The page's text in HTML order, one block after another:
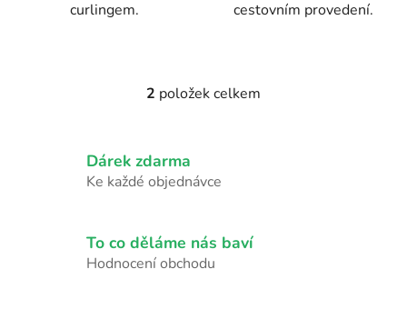
curlingem.
cestovním provedení.
O
d
í
p
2 položek celkem
Dárek zdarma
Ke každé objednávce
To co děláme nás baví
Hodnocení obchodu